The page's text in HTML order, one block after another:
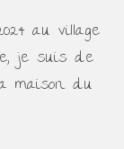
au village
je suis de
maison du